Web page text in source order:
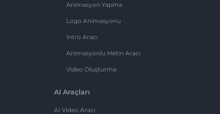
Animasyon Yapma
Logo Animasyonu
İntro Aracı
Animasyonlu Metin Aracı
Video Oluşturma
AI Araçları
AI Video Aracı